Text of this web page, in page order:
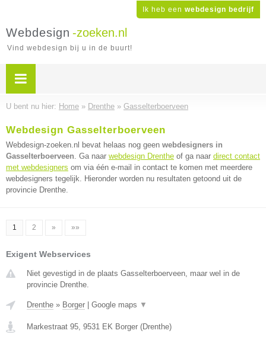
Ik heb een webdesign bedrijf
Webdesign -zoeken.nl
Vind webdesign bij u in de buurt!
U bent nu hier: Home » Drenthe » Gasselterboerveen
Webdesign Gasselterboerveen
Webdesign-zoeken.nl bevat helaas nog geen webdesigners in
Gasselterboerveen. Ga naar webdesign Drenthe of ga naar direct contact
met webdesigners om via één e-mail in contact te komen met meerdere
webdesigners tegelijk. Hieronder worden nu resultaten getoond uit de
provincie Drenthe.
1 2 » »»
Exigent Webservices
Niet gevestigd in de plaats Gasselterboerveen, maar wel in de
provincie Drenthe.
Drenthe » Borger Google maps ▼
Markestraat 95, 9531 EK Borger (Drenthe)